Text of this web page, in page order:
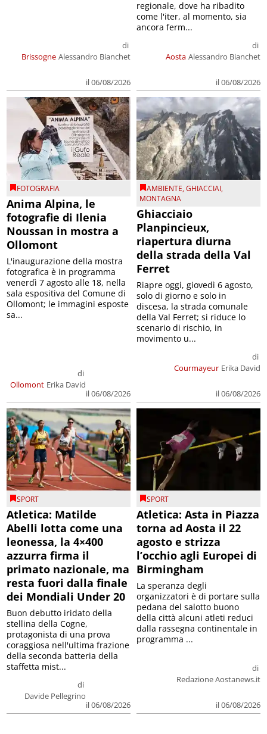
Brissogne
di
Alessandro Bianchet
il 06/08/2026
Aosta
di
Alessandro Bianchet
il 06/08/2026
regionale, dove ha ribadito
come l'iter, al momento, sia
ancora ferm...
FOTOGRAFIA
Anima Alpina, le
fotografie di Ilenia
Noussan in mostra a
Ollomont
Ollomont
di
Erika David
il 06/08/2026
L'inaugurazione della mostra
fotografica è in programma
venerdì 7 agosto alle 18, nella
sala espositiva del Comune di
Ollomont; le immagini esposte
sa...
AMBIENTE,GHIACCIAI,
MONTAGNA
Ghiacciaio
Planpincieux,
riapertura diurna
della strada della Val
Ferret
Courmayeur
di
Erika David
il 06/08/2026
Riapre oggi, giovedì 6 agosto,
solo di giorno e solo in
discesa, la strada comunale
della Val Ferret; si riduce lo
scenario di rischio, in
movimento u...
SPORT
Atletica: Matilde
Abelli lotta come una
leonessa, la 4×400
azzurra firma il
primato nazionale, ma
resta fuori dalla finale
dei Mondiali Under 20
di
Davide Pellegrino
il 06/08/2026
Buon debutto iridato della
stellina della Cogne,
protagonista di una prova
coraggiosa nell'ultima frazione
della seconda batteria della
staffetta mist...
SPORT
Atletica: Asta in Piazza
torna ad Aosta il 22
agosto e strizza
l’occhio agli Europei di
Birmingham
di
Redazione Aostanews.it
il 06/08/2026
La speranza degli
organizzatori è di portare sulla
pedana del salotto buono
della città alcuni atleti reduci
dalla rassegna continentale in
programma ...